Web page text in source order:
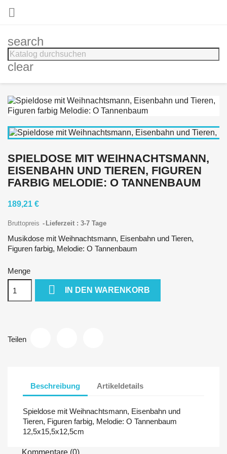

search
clear
SPIELDOSE MIT WEIHNACHTSMANN,
EISENBAHN UND TIEREN, FIGUREN
FARBIG MELODIE: O TANNENBAUM
189,21 €
Bruttopreis Lieferzeit : 3-7 Tage
Musikdose mit Weihnachtsmann, Eisenbahn und Tieren,
Figuren farbig, Melodie: O Tannenbaum
Menge
 IN DEN WARENKORB
Teilen
Beschreibung Artikeldetails
Spieldose mit Weihnachtsmann, Eisenbahn und
Tieren, Figuren farbig, Melodie: O Tannenbaum
12,5x15,5x12,5cm